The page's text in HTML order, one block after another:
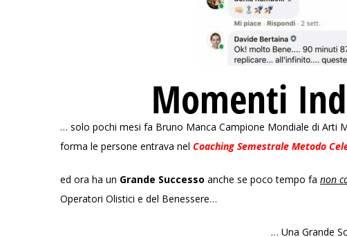
Momenti
… solo pochi mesi fa Bruno Manca Campione Mondiale di Arti
forma le persone entrava nel Coaching Semestrale Metodo
ed ora ha un Grande Successo anche se poco tempo fa non
Operatori Olistici e del Benessere…
… Una Grande